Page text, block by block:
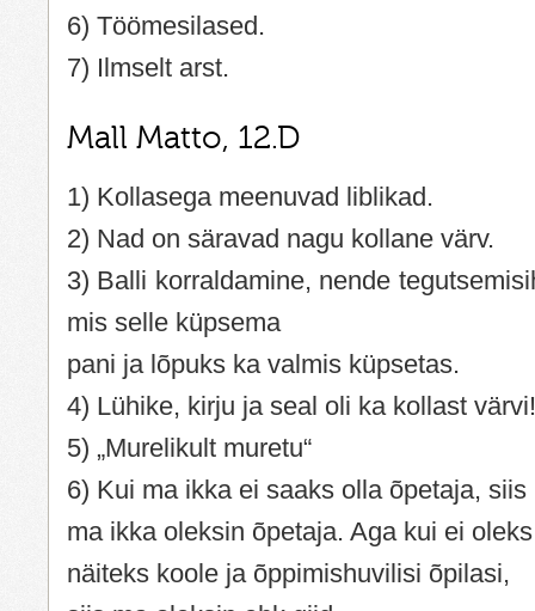
6) Töömesilased.
7) Ilmselt arst.
Mall Matto, 12.D
1) Kollasega meenuvad liblikad.
2) Nad on säravad nagu kollane värv.
3) Balli korraldamine, nende
mis selle küpsema
pani ja lõpuks ka valmis küpsetas.
4) Lühike, kirju ja seal oli ka kollast värvi!
5) „Murelikult muretu“
6) Kui ma ikka ei saaks olla õpetaja, siis
ma ikka oleksin õpetaja. Aga kui ei oleks
näiteks koole ja õppimishuvilisi õpilasi,